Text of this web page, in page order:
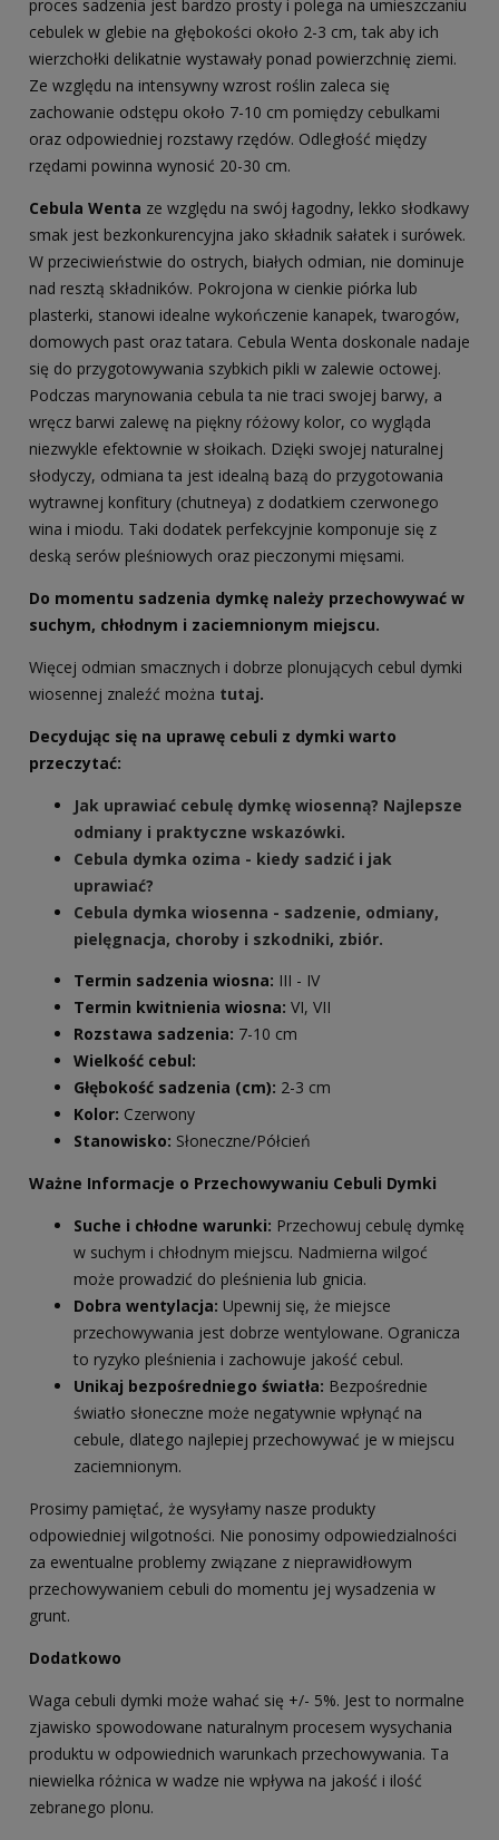
proces sadzenia jest bardzo prosty i polega na umieszczaniu
cebulek w glebie na głębokości około 2-3 cm, tak aby ich
wierzchołki delikatnie wystawały ponad powierzchnię ziemi.
Ze względu na intensywny wzrost roślin zaleca się
zachowanie odstępu około 7-10 cm pomiędzy cebulkami
oraz odpowiedniej rozstawy rzędów. Odległość między
rzędami powinna wynosić 20-30 cm.
Cebula Wenta ze względu na swój łagodny, lekko słodkawy
smak jest bezkonkurencyjna jako składnik sałatek i surówek.
W przeciwieństwie do ostrych, białych odmian, nie dominuje
nad resztą składników. Pokrojona w cienkie piórka lub
plasterki, stanowi idealne wykończenie kanapek, twarogów,
domowych past oraz tatara. Cebula Wenta doskonale nadaje
się do przygotowywania szybkich pikli w zalewie octowej.
Podczas marynowania cebula ta nie traci swojej barwy, a
wręcz barwi zalewę na piękny różowy kolor, co wygląda
niezwykle efektownie w słoikach. Dzięki swojej naturalnej
słodyczy, odmiana ta jest idealną bazą do przygotowania
wytrawnej konfitury (chutneya) z dodatkiem czerwonego
wina i miodu. Taki dodatek perfekcyjnie komponuje się z
deską serów pleśniowych oraz pieczonymi mięsami.
Do momentu sadzenia dymkę należy przechowywać w
suchym, chłodnym i zaciemnionym miejscu.
Więcej odmian smacznych i dobrze plonujących cebul dymki
wiosennej znaleźć można tutaj.
Decydując się na uprawę cebuli z dymki warto
przeczytać:
Jak uprawiać cebulę dymkę wiosenną? Najlepsze
odmiany i praktyczne wskazówki.
Cebula dymka ozima - kiedy sadzić i jak
uprawiać?
Cebula dymka wiosenna - sadzenie, odmiany,
pielęgnacja, choroby i szkodniki, zbiór.
Termin sadzenia wiosna: III - IV
Termin kwitnienia wiosna: VI, VII
Rozstawa sadzenia: 7-10 cm
Wielkość cebul:
Głębokość sadzenia (cm): 2-3 cm
Kolor: Czerwony
Stanowisko: Słoneczne/Półcień
Ważne Informacje o Przechowywaniu Cebuli Dymki
Suche i chłodne warunki: Przechowuj cebulę dymkę
w suchym i chłodnym miejscu. Nadmierna wilgoć
może prowadzić do pleśnienia lub gnicia.
Dobra wentylacja: Upewnij się, że miejsce
przechowywania jest dobrze wentylowane. Ogranicza
to ryzyko pleśnienia i zachowuje jakość cebul.
Unikaj bezpośredniego światła: Bezpośrednie
światło słoneczne może negatywnie wpłynąć na
cebule, dlatego najlepiej przechowywać je w miejscu
zaciemnionym.
Prosimy pamiętać, że wysyłamy nasze produkty
odpowiedniej wilgotności. Nie ponosimy odpowiedzialności
za ewentualne problemy związane z nieprawidłowym
przechowywaniem cebuli do momentu jej wysadzenia w
grunt.
Dodatkowo
Waga cebuli dymki może wahać się +/- 5%. Jest to normalne
zjawisko spowodowane naturalnym procesem wysychania
produktu w odpowiednich warunkach przechowywania. Ta
niewielka różnica w wadze nie wpływa na jakość i ilość
zebranego plonu.